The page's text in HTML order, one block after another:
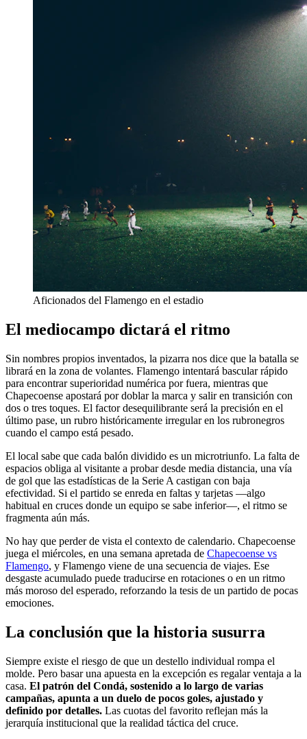
Aficionados del Flamengo en el estadio
El mediocampo dictará el ritmo
Sin nombres propios inventados, la pizarra nos dice que la batalla se
librará en la zona de volantes. Flamengo intentará bascular rápido
para encontrar superioridad numérica por fuera, mientras que
Chapecoense apostará por doblar la marca y salir en transición con
dos o tres toques. El factor desequilibrante será la precisión en el
último pase, un rubro históricamente irregular en los rubronegros
cuando el campo está pesado.
El local sabe que cada balón dividido es un microtriunfo. La falta de
espacios obliga al visitante a probar desde media distancia, una vía
de gol que las estadísticas de la Serie A castigan con baja
efectividad. Si el partido se enreda en faltas y tarjetas —algo
habitual en cruces donde un equipo se sabe inferior—, el ritmo se
fragmenta aún más.
No hay que perder de vista el contexto de calendario. Chapecoense
juega el miércoles, en una semana apretada de Chapecoense vs
Flamengo, y Flamengo viene de una secuencia de viajes. Ese
desgaste acumulado puede traducirse en rotaciones o en un ritmo
más moroso del esperado, reforzando la tesis de un partido de pocas
emociones.
La conclusión que la historia susurra
Siempre existe el riesgo de que un destello individual rompa el
molde. Pero basar una apuesta en la excepción es regalar ventaja a la
casa. El patrón del Condá, sostenido a lo largo de varias
campañas, apunta a un duelo de pocos goles, ajustado y
definido por detalles. Las cuotas del favorito reflejan más la
jerarquía institucional que la realidad táctica del cruce.